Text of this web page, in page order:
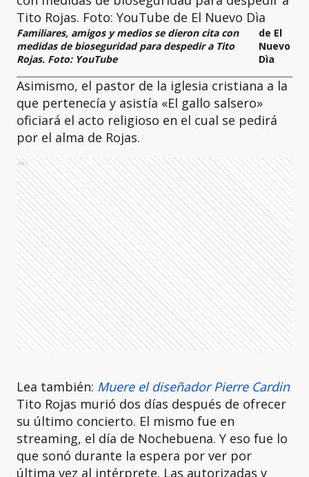
Familiares, amigos y medios se dieron cita con
medidas de bioseguridad para despedir a Tito
Rojas. Foto: YouTube
de El
Nuevo
Dìa
Asimismo, el pastor de la iglesia cristiana a la
que pertenecía y asistía «El gallo salsero»
oficiará el acto religioso en el cual se pedirá
por el alma de Rojas.
Ads
Lea también: Muere el diseñador Pierre Cardin
Tito Rojas murió dos días después de ofrecer
su último concierto. El mismo fue en
streaming, el día de Nochebuena. Y eso fue lo
que sonó durante la espera por ver por
última vez al intérprete. Las autorizadas y